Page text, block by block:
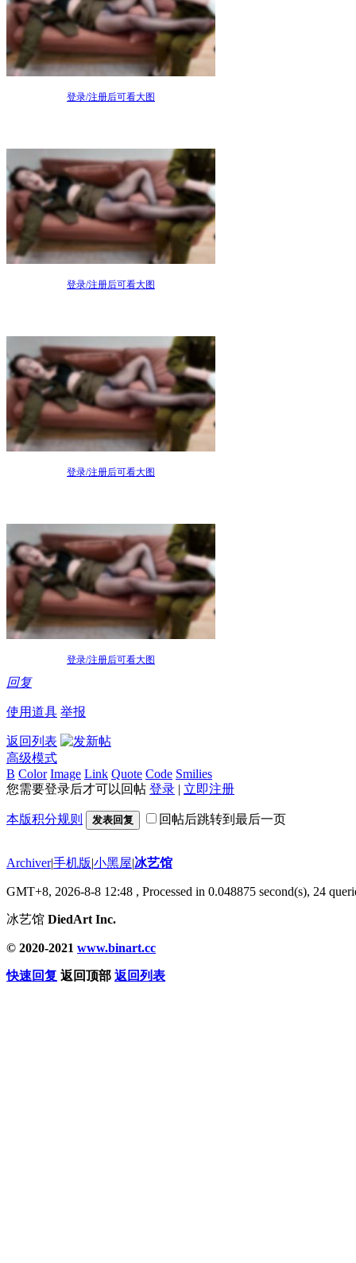
登录/注册后可看大图
登录/注册后可看大图
登录/注册后可看大图
登录/注册后可看大图
回复
使用道具 举报
返回列表
高级模式
B Color Image Link Quote Code Smilies
您需要登录后才可以回帖 登录 | 立即注册
本版积分规则 发表回复 回帖后跳转到最后一页
Archiver|手机版|小黑屋|冰艺馆
GMT+8, 2026-8-8 12:48 , Processed in 0.048875 second(s), 24
冰艺馆 DiedArt Inc.
© 2020-2021 www.binart.cc
快速回复 返回顶部 返回列表